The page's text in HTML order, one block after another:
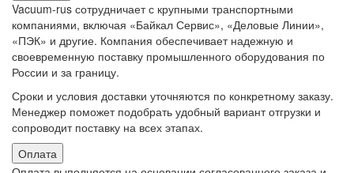
Vacuum-rus сотрудничает с крупными транспортными
компаниями, включая «Байкал Сервис», «Деловые Линии»,
«ПЭК» и другие. Компания обеспечивает надежную и
своевременную поставку промышленного оборудования по
России и за границу.
Сроки и условия доставки уточняются по конкретному заказу.
Менеджер поможет подобрать удобный вариант отгрузки и
сопроводит поставку на всех этапах.
Оплата